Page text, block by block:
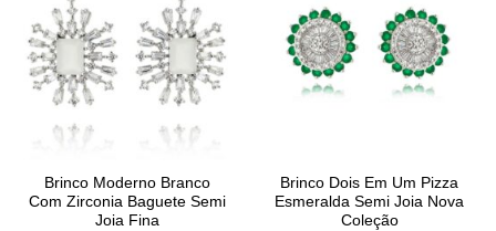
Brinco Moderno Branco
Com Zirconia Baguete Semi
Joia Fina
Brinco Dois Em Um Pizza
Esmeralda Semi Joia Nova
Coleção